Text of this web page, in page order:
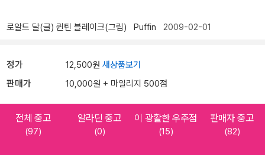
로알드 달(글) 퀸틴 블레이크(그림) Puffin 2009-02-01
정가 12,500원 새상품보기
판매가 10,000원 + 마일리지 500점
전체 중고
(97)
알라딘 중고
(0)
이 광활한 우주점
(15)
판매자 중고
(82)